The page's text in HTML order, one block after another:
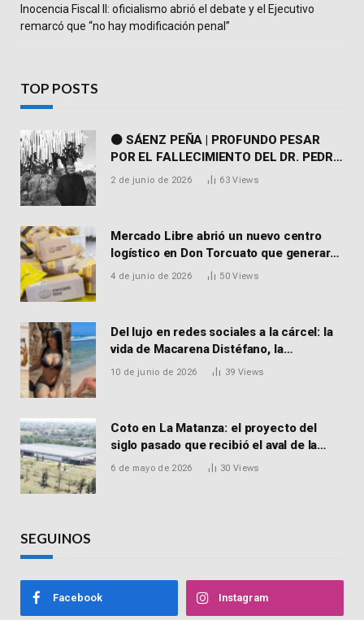
Inocencia Fiscal II: oficialismo abrió el debate y el Ejecutivo
remarcó que “no hay modificación penal”
TOP POSTS
⚫ SÁENZ PEÑA | PROFUNDO PESAR
POR EL FALLECIMIENTO DEL DR. PEDRO
MARTORELL
2 de junio de 2026 63Views
Mercado Libre abrió un nuevo centro
logístico en Don Torcuato que generará
900 empleos: cómo enviar el CV
4 de junio de 2026 50Views
Del lujo en redes sociales a la cárcel: la
vida de Macarena Distéfano, la
influencer de San Martín acusada de
10 de junio de 2026 39 Views
Coto en La Matanza: el proyecto del
siglo pasado que recibió el aval de la
Justicia para reactivar una obra frenada
6 de mayo de 2026 30 Views
SEGUINOS
Facebook Instagram